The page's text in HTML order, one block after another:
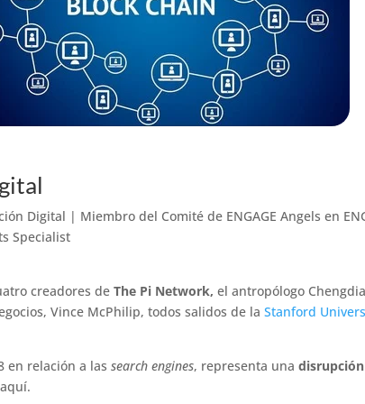
Digital | Miembro del Comité de ENGAGE Angels en
Specialist
creadores de The Pi Network, el antropólogo
Vince McPhilip, todos salidos de la Stanford
en relación a las search engines, representa una